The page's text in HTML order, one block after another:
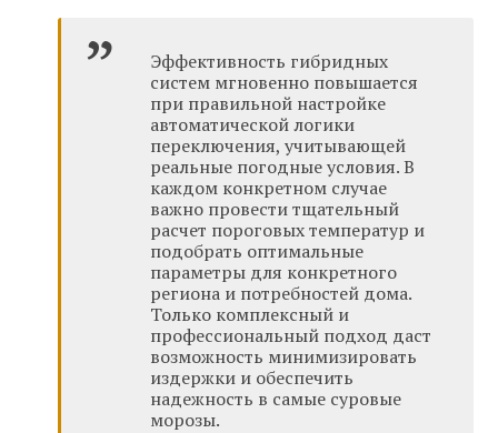
Эффективность гибридных
систем мгновенно повышается
при правильной настройке
автоматической логики
переключения, учитывающей
реальные погодные условия. В
каждом конкретном случае
важно провести тщательный
расчет пороговых температур и
подобрать оптимальные
параметры для конкретного
региона и потребностей дома.
Только комплексный и
профессиональный подход даст
возможность минимизировать
издержки и обеспечить
надежность в самые суровые
морозы.